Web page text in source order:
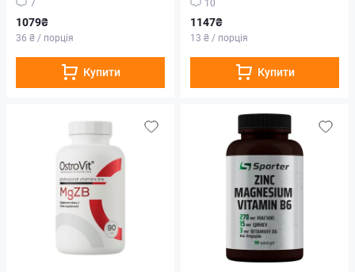
1079₴
36 ₴ / порція
Купити
1147₴
13 ₴ / порція
Купити